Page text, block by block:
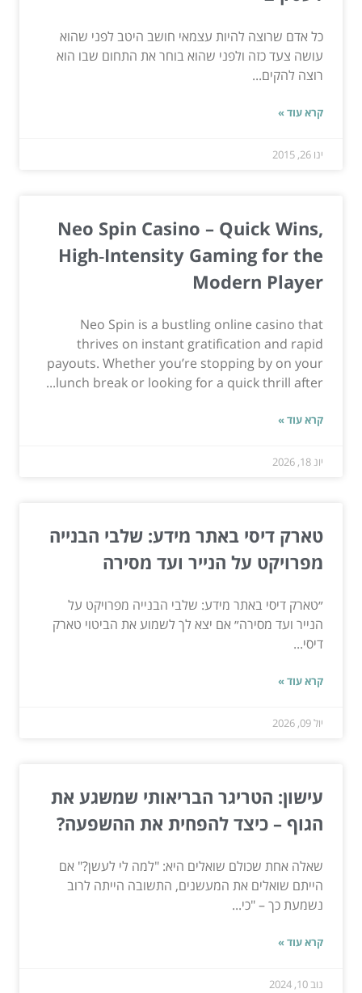
כל אדם שרוצה להיות עצמאי חושב היטב לפני שהוא
עושה צעד כזה ולפני שהוא בוחר את התחום שבו הוא
רוצה להקים...
קרא עוד »
ינו 26, 2015
Neo Spin Casino – Quick Wins,
High‑Intensity Gaming for the
Modern Player
Neo Spin is a bustling online casino that
thrives on instant gratification and rapid
payouts. Whether you’re stopping by on your
lunch break or looking for a quick thrill after...
קרא עוד »
יונ 18, 2026
טארק דיסי באתר מידע: שלבי הבנייה
מפרויקט על הנייר ועד מסירה
״טארק דיסי באתר מידע: שלבי הבנייה מפרויקט על
הנייר ועד מסירה״ אם יצא לך לשמוע את הביטוי טארק
דיסי...
קרא עוד »
יול 09, 2026
עישון: הטריגר הבריאותי שמשגע את
הגוף – כיצד להפחית את ההשפעה?
שאלה אחת שכולם שואלים היא: "למה לי לעשן?" אם
הייתם שואלים את המעשנים, התשובה הייתה לרוב
נשמעת כך – "כי...
קרא עוד »
נוב 10, 2024